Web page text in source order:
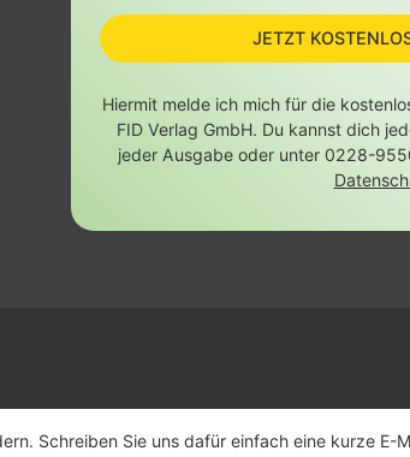
JETZT
Hiermit melde ich mich für die
FID Verlag GmbH. Du kannst dich
jeder Ausgabe oder unter 0228-
Schreiben Sie uns dafür einfach eine kurze E-